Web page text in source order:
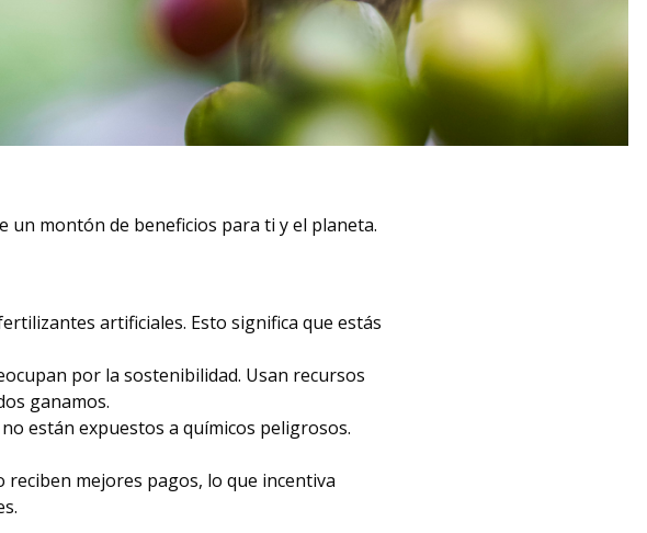
un montón de beneficios para ti y el planeta.
artificiales. Esto significa que estás
por la sostenibilidad. Usan recursos
ganamos.
están expuestos a químicos peligrosos.
mejores pagos, lo que incentiva